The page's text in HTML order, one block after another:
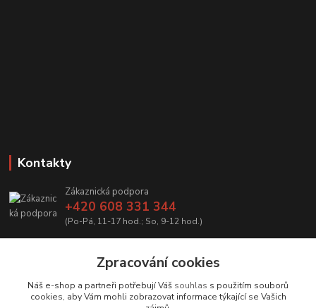
Kontakty
Zákaznická podpora
+420 608 331 344
(Po-Pá, 11-17 hod.; So, 9-12 hod.)
Zpracování cookies
Náš e-shop a partneři potřebují Váš souhlas s použitím souborů
cookies, aby Vám mohli zobrazovat informace týkající se Vašich